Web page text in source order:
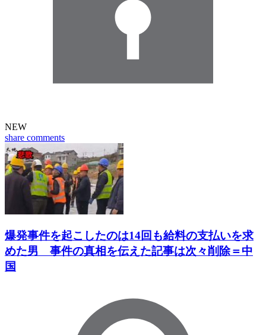
NEW
share comments
爆発事件を起こしたのは14回も給料の支払いを求
めた男 事件の真相を伝えた記事は次々削除＝中
国